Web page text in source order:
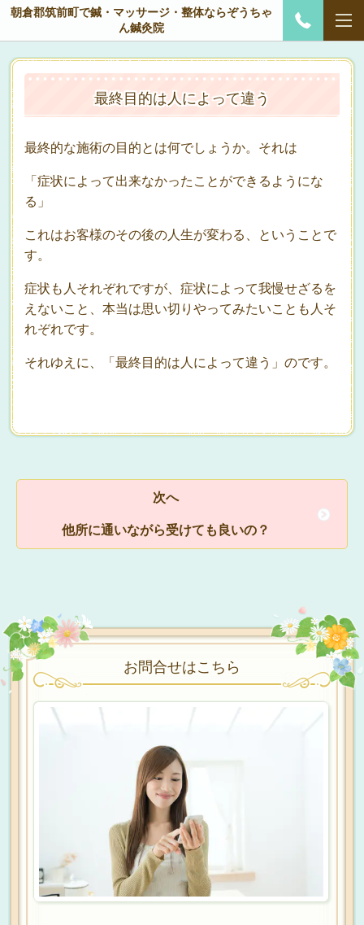
朝倉郡筑前町で鍼・マッサージ・整体ならぞうちゃ
ん鍼灸院
最終目的は人によって違う
最終的な施術の目的とは何でしょうか。それは
「症状によって出来なかったことができるようにな
る」
これはお客様のその後の人生が変わる、ということで
す。
症状も人それぞれですが、症状によって我慢せざるを
えないこと、本当は思い切りやってみたいことも人そ
れぞれです。
それゆえに、「最終目的は人によって違う」のです。
次へ
他所に通いながら受けても良いの？
お問合せはこちら